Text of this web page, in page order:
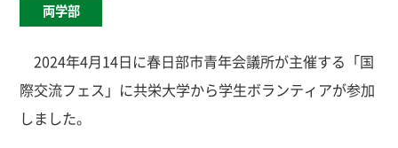
両学部
2024年4月14日に春日部市青年会議所が主催する「国
際交流フェス」に共栄大学から学生ボランティアが参加
しました。